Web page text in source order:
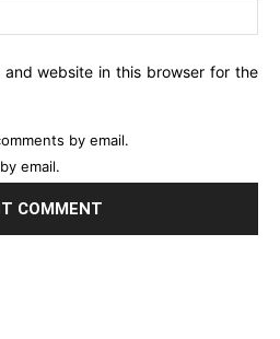
and website in this browser for the
by email.
email.